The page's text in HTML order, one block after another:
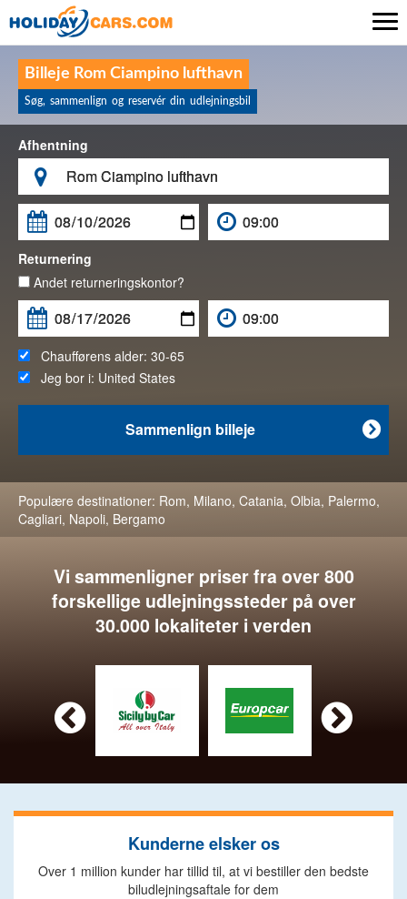
Billeje Rom Ciampino lufthavn
Søg, sammenlign og reservér din udlejningsbil
Afhentning


Returnering
Andet returneringskontor?
Chaufførens alder: 30-65
Jeg bor i: United States

Sammenlign billeje
Populære destinationer: Rom, Milano, Catania, Olbia, Palermo,
Cagliari, Napoli, Bergamo
Vi sammenligner priser fra over 800
forskellige udlejningssteder på over
30.000 lokaliteter i verden
 
Kunderne elsker os
Over 1 million kunder har tillid til, at vi bestiller den bedste
biludlejningsaftale for dem